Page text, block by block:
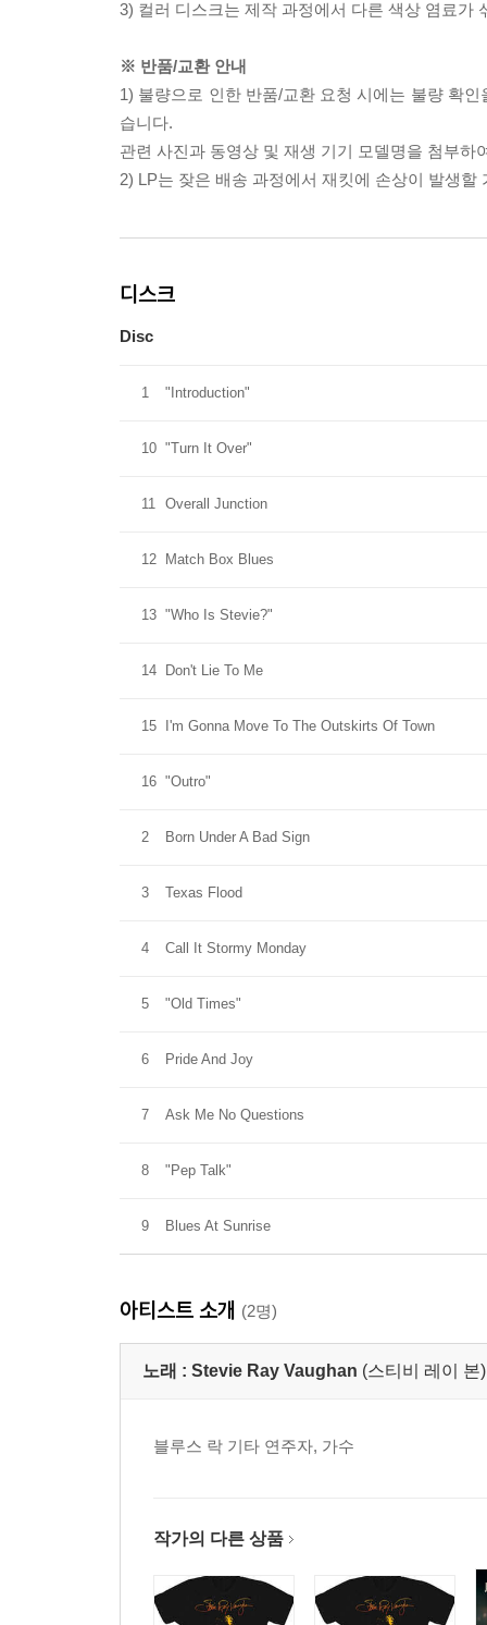
3) 컬러 디스크는 제작 과정에서 다른 색상 염료가
※ 반품/교환 안내
1) 불량으로 인한 반품/교환 요청 시에는 불량 확
습니다.
관련 사진과 동영상 및 재생 기기 모델명을 첨부하
2) LP는 잦은 배송 과정에서 재킷에 손상이 발생
디스크
Disc
1 "Introduction"
10 "Turn It Over"
11 Overall Junction
12 Match Box Blues
13 "Who Is Stevie?"
14 Don't Lie To Me
15 I'm Gonna Move To The Outskirts Of Town
16 "Outro"
2 Born Under A Bad Sign
3 Texas Flood
4 Call It Stormy Monday
5 "Old Times"
6 Pride And Joy
7 Ask Me No Questions
8 "Pep Talk"
9 Blues At Sunrise
아티스트 소개 (2명)
노래 : Stevie Ray Vaughan (스티비 레이 본)
블루스 락 기타 연주자, 가수
작가의 다른 상품